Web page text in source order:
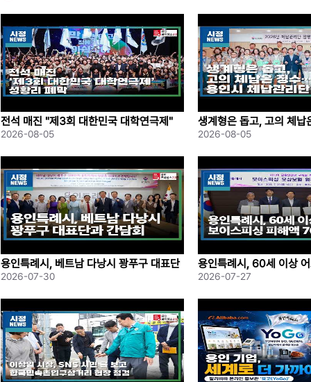
참가자들은 합동 길놀이로
을 담은 영상이 상영됐습니
펼쳐져 축제의 열기를 더했
이상일 시장은 대학 연극인
과 재능을 마음껏 펼칠 수
[이상일 / 용인특례시장] "인
들이 꾸며주고 계시기 때문
더욱 더 살려야 되겠다…“
전석 매진 "제3회 대한민국 대학연극제"
성황리 폐막
2026-08-05
생계형은 돕고, 고의 체
례시 체납관리단 출범
2026-08-05
용인특례시, 베트남 다낭시 꽝푸구 대표단
과 간담회
2026-07-30
용인특례시, 60세 이상
싱 피해액 70%; 보상
2026-07-27